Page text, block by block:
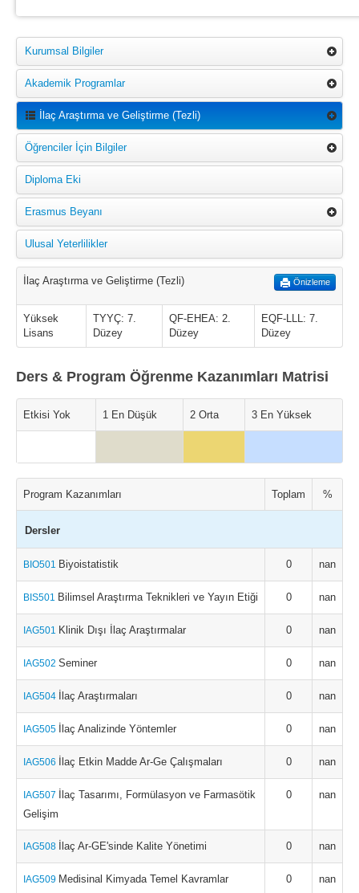
Kurumsal Bilgiler
Akademik Programlar
İlaç Araştırma ve Geliştirme (Tezli)
Öğrenciler İçin Bilgiler
Diploma Eki
Erasmus Beyanı
Ulusal Yeterlilikler
İlaç Araştırma ve Geliştirme (Tezli) Önizleme
Yüksek
Lisans
TYYÇ: 7.
Düzey
QF-EHEA: 2.
Düzey
EQF-LLL: 7.
Düzey
Ders & Program Öğrenme Kazanımları Matrisi
Etkisi Yok 1 En Düşük 2 Orta 3 En Yüksek
Program Kazanımları Toplam %
Dersler
BIO501 Biyoistatistik 0 nan
BIS501 Bilimsel Araştırma Teknikleri ve Yayın Etiği 0 nan
IAG501 Klinik Dışı İlaç Araştırmalar 0 nan
IAG502 Seminer 0 nan
IAG504 İlaç Araştırmaları 0 nan
IAG505 İlaç Analizinde Yöntemler 0 nan
IAG506 İlaç Etkin Madde Ar-Ge Çalışmaları 0 nan
IAG507
İlaç Tasarımı, Formülasyon ve Farmasötik
Gelişim
0 nan
IAG508 İlaç Ar-GE'sinde Kalite Yönetimi 0 nan
IAG509 Medisinal Kimyada Temel Kavramlar 0 nan